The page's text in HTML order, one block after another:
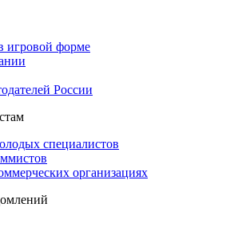
игровой форме
России
специалистов
организациях